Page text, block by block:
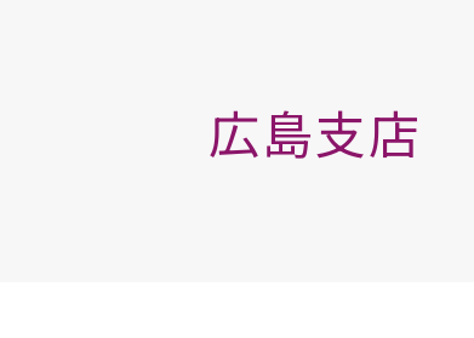
広島支店